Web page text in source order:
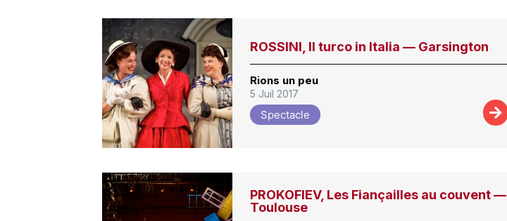
ROSSINI, Il turco in Italia — Garsington
Rions un peu
5 Juil 2017
Spectacle
PROKOFIEV, Les Fiançailles au couvent —
Toulouse